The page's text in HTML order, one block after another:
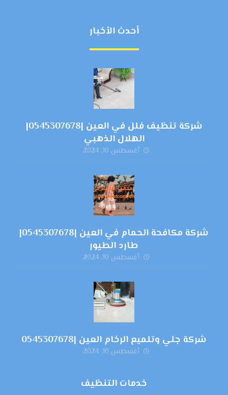
أحدث الأخبار
شركة تنظيف فلل في العين |0545307678|
الهلال الذهبي
أغسطس 10, 2024
شركة مكافحة الحمام في العين |0545307678|
طارد الطيور
أغسطس 10, 2024
شركة جلي وتلميع الرخام العين |0545307678
أغسطس 10, 2024
خدمات التنظيف